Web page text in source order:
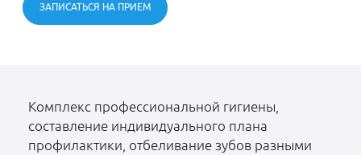
ЗАПИСАТЬСЯ НА ПРИЕМ
Комплекс профессиональной гигиены,
составление индивидуального плана
профилактики, отбеливание зубов разными